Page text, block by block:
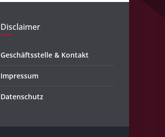
Disclaimer
Geschäftsstelle & Kontakt
Impressum
Datenschutz